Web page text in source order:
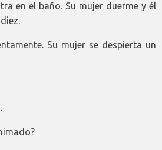
en el baño. Su mujer duerme y él
Su mujer se despierta un